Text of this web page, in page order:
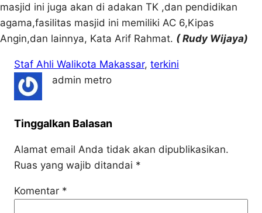
masjid ini juga akan di adakan TK ,dan pendidikan
agama,fasilitas masjid ini memiliki AC 6,Kipas
Angin,dan lainnya, Kata Arif Rahmat. ( Rudy Wijaya)
Staf Ahli Walikota Makassar, terkini
admin metro
Tinggalkan Balasan
Alamat email Anda tidak akan dipublikasikan.
Ruas yang wajib ditandai *
Komentar *